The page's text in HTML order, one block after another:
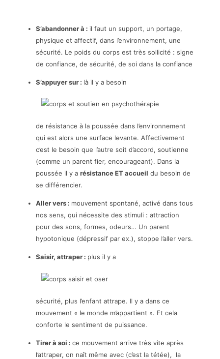
S’abandonner à : il faut un support, un portage,
physique et affectif, dans l’environnement, une
sécurité. Le poids du corps est très sollicité : signe
de confiance, de sécurité, de soi dans la confiance
S’appuyer sur : là il y a besoin
de résistance à la poussée dans l’environnement
qui est alors une surface levante. Affectivement
c’est le besoin que l’autre soit d’accord, soutienne
(comme un parent fier, encourageant). Dans la
poussée il y arésistance ET accueil du besoin de
se différencier.
Aller vers : mouvement spontané, activé dans tous
nos sens, qui nécessite des stimuli : attraction
pour des sons, formes, odeurs… Un parent
hypotonique (dépressif par ex.), stoppe l’aller vers.
Saisir, attraper : plus il y a
sécurité, plus l’enfant attrape. Il y a dans ce
mouvement « le monde m’appartient ». Et cela
conforte le sentiment de puissance.
Tirer à soi :ce mouvement arrive très vite après
l’attraper, on naît même avec (c’est la tétée), la